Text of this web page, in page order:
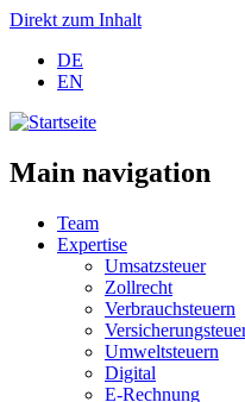
Direkt zum Inhalt
DE
EN
Main navigation
Team
Expertise
Umsatzsteuer
Zollrecht
Verbrauchsteuern
Umweltsteuern
Digital
E-Rechnung